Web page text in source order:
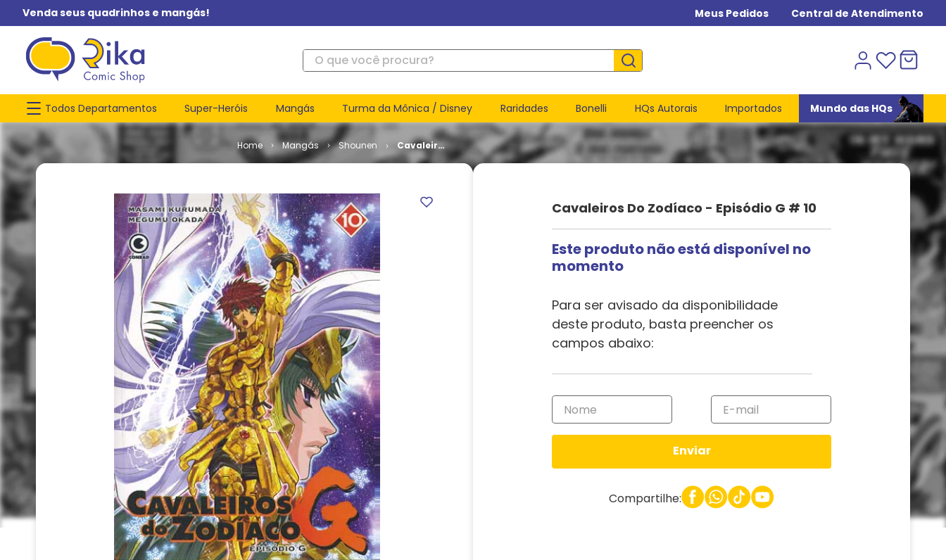
Venda seus quadrinhos e mangás! Meus Pedidos Central de Atendimento
O que você procura?
Todos Departamentos Super-Heróis Mangás Turma da Mônica / Disney Raridades Bonelli HQs Autorais Importados Mundo das HQs
Mangás Shounen
Cavaleiros
do
Cavaleiros Do Zodíaco - Episódio G # 10
Este produto não está disponível no
momento
Para ser avisado da disponibilidade
deste produto, basta preencher os
campos abaixo:
Enviar
Compartilhe: